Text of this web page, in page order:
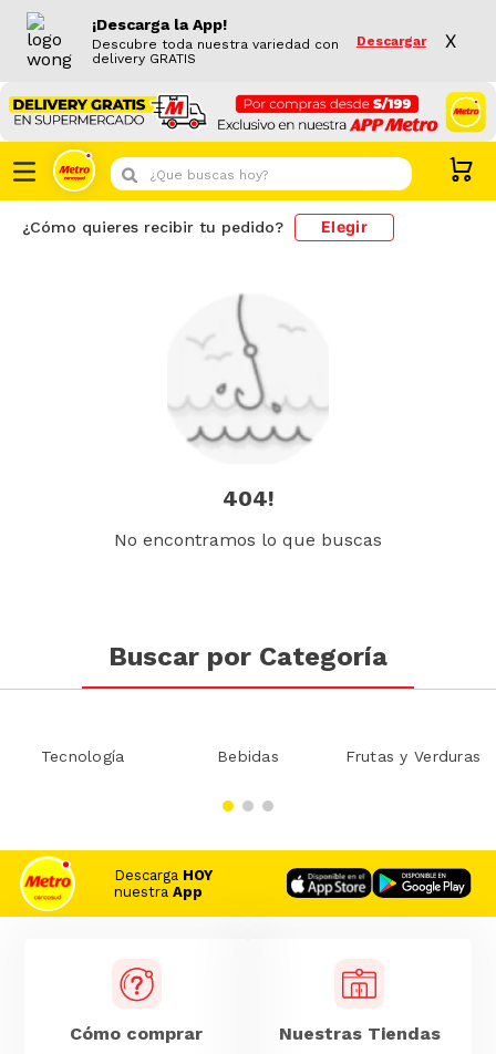
¡Descarga la App!
Descubre toda nuestra variedad con
delivery GRATIS
Descargar X
¿Que buscas hoy?
¿Cómo quieres recibir tu pedido? Elegir
404!
No encontramos lo que buscas
Buscar por Categoría
Tecnología Bebidas Frutas y Verduras
Descarga HOY
nuestra App
Cómo comprar Nuestras Tiendas